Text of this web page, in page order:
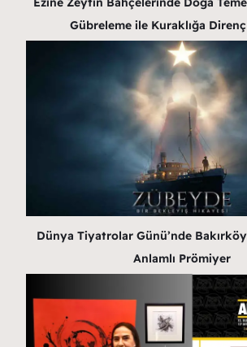
Gübreleme ile Kuraklığa
Dünya Tiyatrolar Günü’nde Bakırköy
Anlamlı Prömiyer